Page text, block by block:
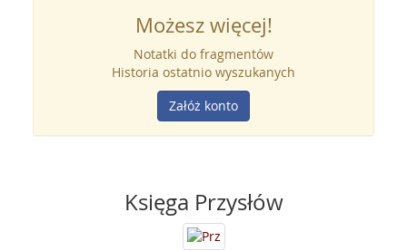
Możesz więcej!
Notatki do fragmentów
Historia ostatnio wyszukanych
Załóż konto
Księga Przysłów